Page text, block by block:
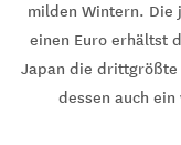
milden Wintern. Die
einen Euro erhältst
Japan die drittgrößte
dessen auch